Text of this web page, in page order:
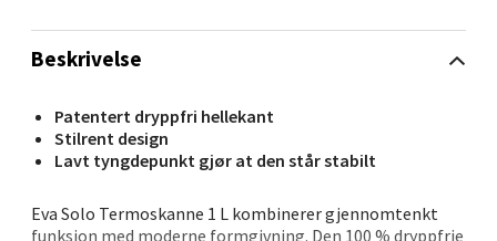
Beskrivelse
Patentert dryppfri hellekant
Stilrent design
Lavt tyngdepunkt gjør at den står stabilt
Eva Solo Termoskanne 1 L kombinerer gjennomtenkt
funksjon med moderne formgivning. Den 100 % dryppfrie
Vitaminveien 7 - 9, 0485 Oslo
Åpent i dag 10-19